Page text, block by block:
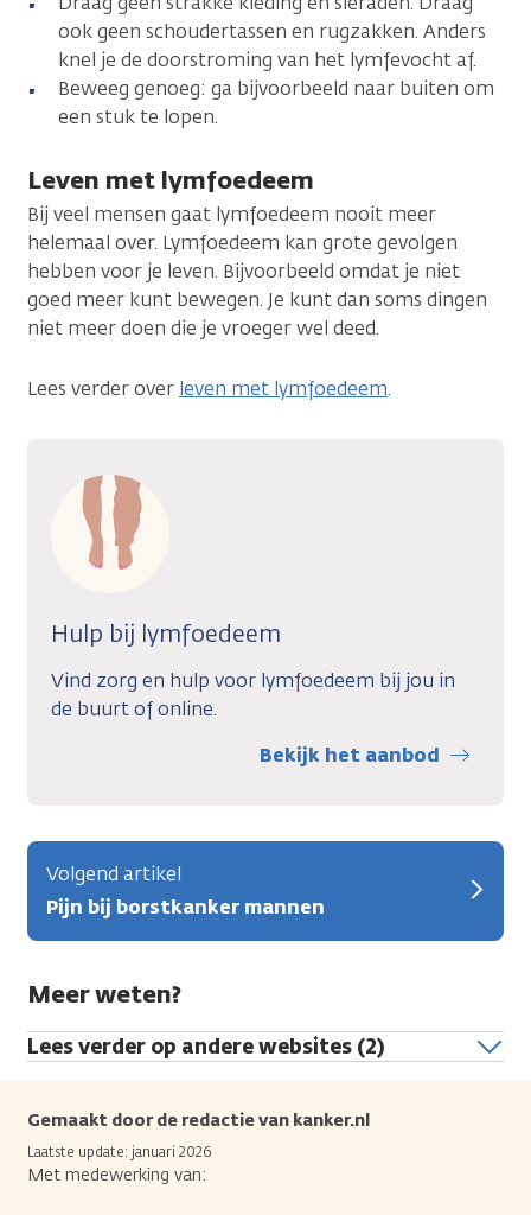
ook geen schoudertassen en rugzakken. Anders
knel je de doorstroming van het lymfevocht af.
Beweeg genoeg: ga bijvoorbeeld naar buiten om
een stuk te lopen.
Leven met lymfoedeem
Bij veel mensen gaat lymfoedeem nooit meer
helemaal over. Lymfoedeem kan grote gevolgen
hebben voor je leven. Bijvoorbeeld omdat je niet
goed meer kunt bewegen. Je kunt dan soms dingen
niet meer doen die je vroeger wel deed.
Lees verder over leven met lymfoedeem.
Hulp bij lymfoedeem
Vind zorg en hulp voor lymfoedeem bij jou in
de buurt of online.
Bekijk het aanbod
Volgend artikel
Pijn bij borstkanker mannen
Meer weten?
Lees verder op andere websites (2)
Gemaakt door de redactie van kanker.nl
Laatste update: januari 2026
Met medewerking van: